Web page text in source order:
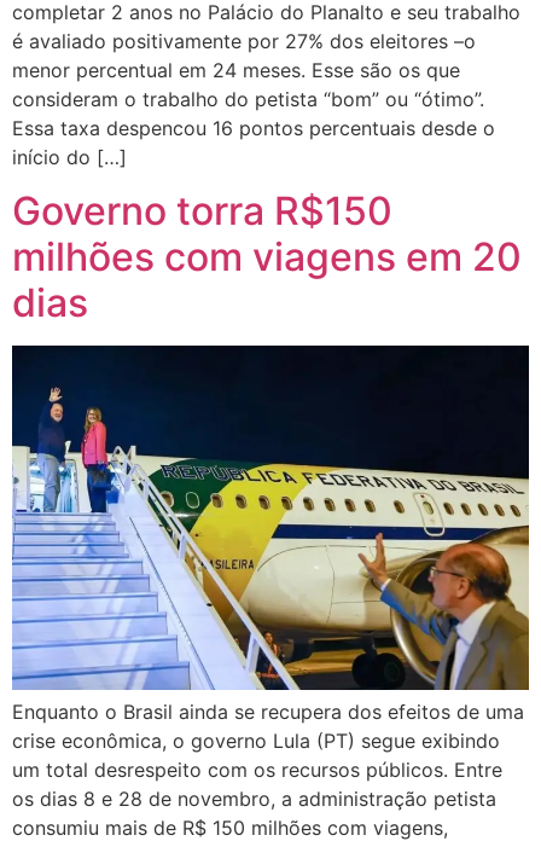
completar 2 anos no Palácio do Planalto e seu trabalho
é avaliado positivamente por 27% dos eleitores –o
menor percentual em 24 meses. Esse são os que
consideram o trabalho do petista “bom” ou “ótimo”.
Essa taxa despencou 16 pontos percentuais desde o
início do […]
Governo torra R$150
milhões com viagens em 20
dias
Enquanto o Brasil ainda se recupera dos efeitos de uma
crise econômica, o governo Lula (PT) segue exibindo
um total desrespeito com os recursos públicos. Entre
os dias 8 e 28 de novembro, a administração petista
consumiu mais de R$ 150 milhões com viagens,